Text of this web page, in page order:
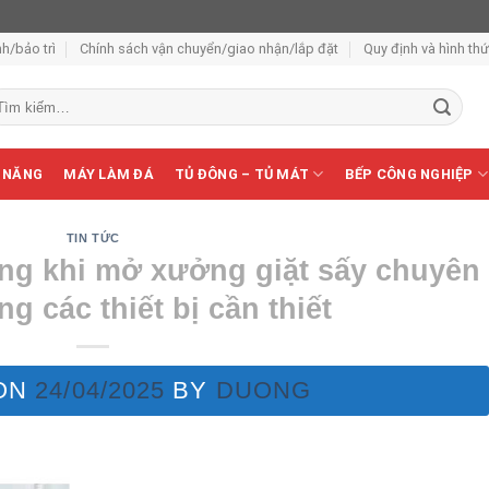
bảo trì Chính sách vận chuyển/giao nhận/lắp đặt Quy định và hình
MÁY LÀM ĐÁ TỦ ĐÔNG – TỦ MÁT BẾP CÔNG NGHIỆP
TIN TỨC
khi mở xưởng giặt sấy chuyên
các thiết bị cần thiết
24/04/2025 BY DUONG